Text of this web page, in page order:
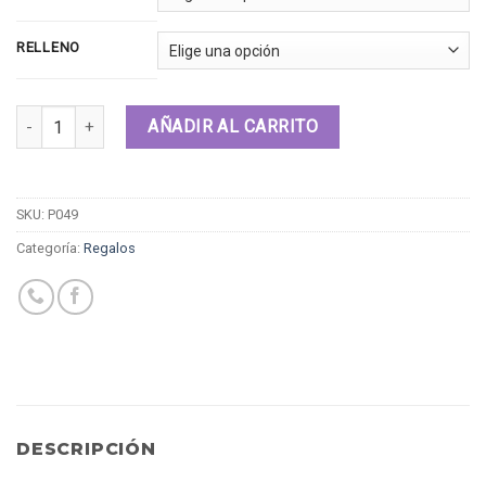
RELLENO
Cantidad AÑADIR AL CARRITO
SKU: P049
Categoría: Regalos
DESCRIPCIÓN